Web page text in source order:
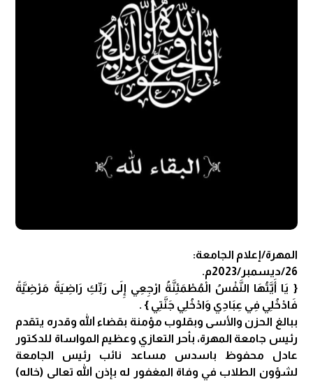
المهرة/إعلام الجامعة:
26/ديسمبر/2023م.
‏{ يَا أَيَّتُهَا النَّفْسُ الْمُطْمَئِنَّةُ ارْجِعِي إِلَى رَبِّكِ رَاضِيَةً مَرْضِيَّةً
فَادْخُلِي فِي عِبَادِي وَادْخُلِي جَنَّتِي } .
ببالغ الحزن واﻷسى وبقلوب مؤمنة بقضاء الله وقدره يتقدم
رئيس جامعة المهرة، بأحر التعازي وعظيم المواساة للدكتور
عادل محفوظ باسدس مساعد نائب رئيس الجامعة
لشؤون الطلاب في وفاة المغفور له بإذن الله تعالى (خاله)